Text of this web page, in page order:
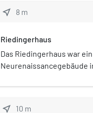
near_me 8 m
Riedingerhaus
Das Riedingerhaus war
Neurenaissancegebäude
Unternehmer Ludwig
near_me 10 m